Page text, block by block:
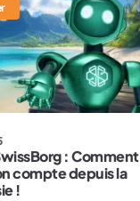
: Comment
compte depuis la
!